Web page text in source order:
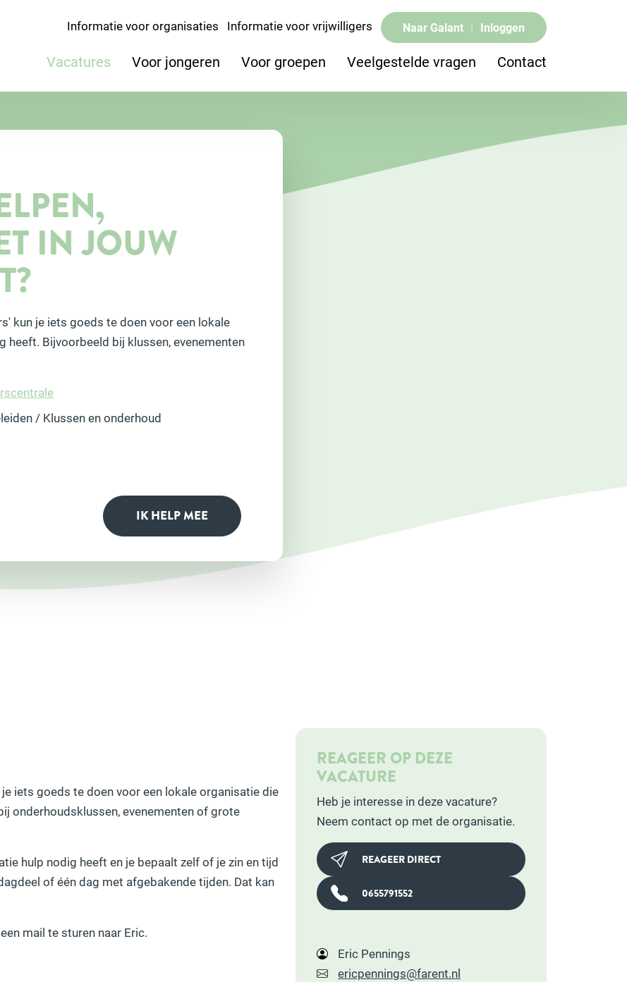
Informatie voor organisaties Informatie voor vrijwilligers Naar Galant | Inloggen
Vacatures Voor jongeren Voor groepen Veelgestelde vragen Contact
IN JOUW
kun je iets goeds te doen voor een lokale
heeft. Bijvoorbeeld bij klussen, evenementen
/ Klussen en onderhoud
IK HELP MEE
iets goeds te doen voor een lokale organisatie die
onderhoudsklussen, evenementen of grote
hulp nodig heeft en je bepaalt zelf of je zin en tijd
of één dag met afgebakende tijden. Dat kan
mail te sturen naar Eric.
REAGEER OP DEZE
VACATURE
Heb je interesse in deze vacature?
Neem contact op met de organisatie.
REAGEER DIRECT
0655791552
Eric Pennings
ericpennings@farent.nl